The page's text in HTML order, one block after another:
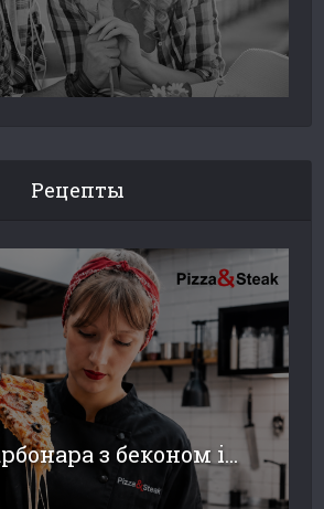
Рецепты
з беконом і...